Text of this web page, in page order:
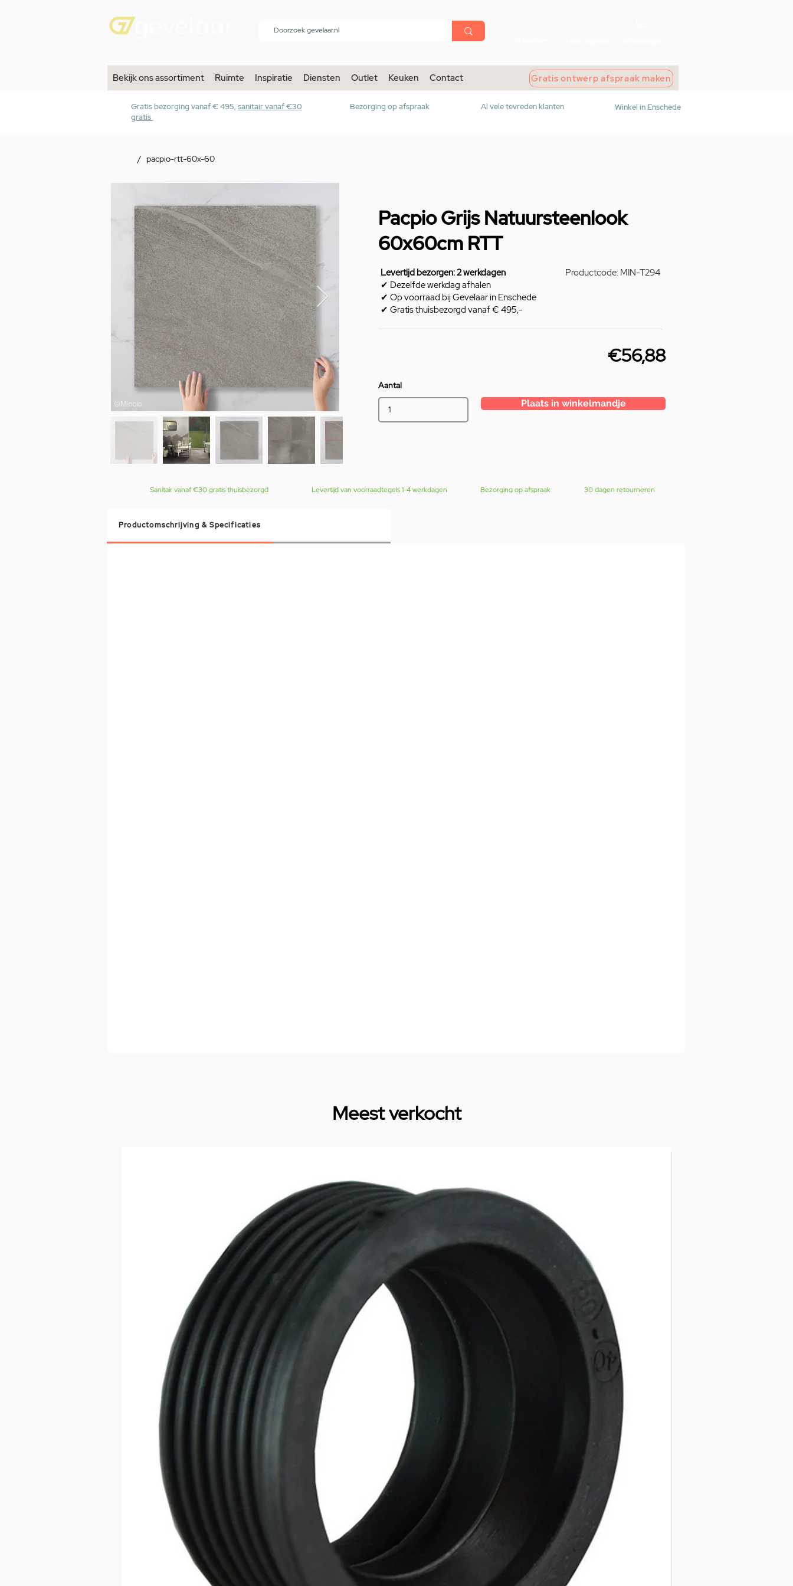
menu
Bekijk ons assortiment Ruimte Inspiratie Diensten Outlet Keuken Contact Gratis ontwerp afspraak maken
Gratis bezorging vanaf € 495, sanitair vanaf €30
gratis
Bezorging op afspraak Al vele tevreden klanten Winkel in Enschede
/ pacpio-rtt-60x-60
Pacpio Grijs Natuursteenlook
60x60cm RTT
Levertijd bezorgen: 2 werkdagen
✔ Dezelfde werkdag afhalen
✔ Op voorraad bij Gevelaar in Enschede
✔ Gratis thuisbezorgd vanaf € 495,-
Productcode: MIN-T294
€56,88
Aantal
Plaats in winkelmandje
Sanitair vanaf €30 gratis thuisbezorgd Levertijd van voorraadtegels 1-4 werkdagen Bezorging op afspraak 30 dagen retourneren
Productomschrijving & Specificaties
Meest verkocht